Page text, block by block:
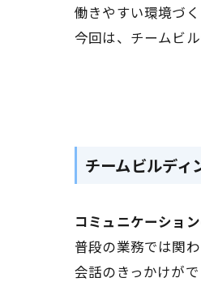
働きやすい環境づ
今回は、チームビ
チームビルディ
コミュニケーショ
普段の業務では関
会話のきっかけが